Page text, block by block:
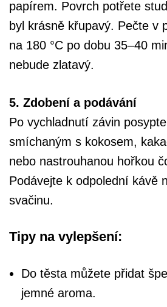
papírem. Povrch potřete
byl krásně křupavý. Pečte v
na 180 °C po dobu 35–40
nebude zlatavý.
5. Zdobení a podávání
Po vychladnutí závin
smíchaným s kokosem,
nebo nastrouhanou hořkou
Podávejte k odpolední kávě
svačinu.
Tipy na vylepšení:
Do těsta můžete přidat
jemné aroma.